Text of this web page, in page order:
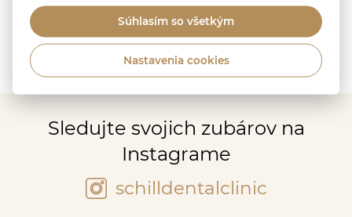
spoločnosťou Meta. Súťažiaci zapojením sa do
Súťaže berú na vedomie a súhlasia, že Meta nemá
voči Súťažiacim žiadne záväzky.
Sledujte svojich zubárov na
Instagrame
schilldentalclinic
Súhlasím so všetkým
Nastavenia cookies